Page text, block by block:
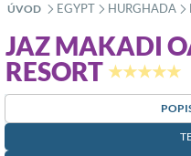
ÚVOD »
EGYPT »
HURGHADA
JAZ MAKADI
RESORT ★★★★★